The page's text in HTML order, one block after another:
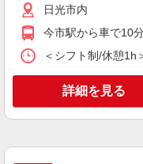
キープ
派遣社員
株式会社kotrio /●UT-H-
日光市
けマン
時
日光市内
今市駅から車で10
＜シフト制/休憩
詳細を見る